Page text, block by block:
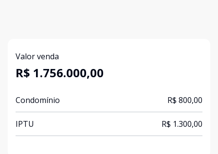
Valor venda
R$ 1.756.000,00
Condomínio R$ 800,00
IPTU R$ 1.300,00